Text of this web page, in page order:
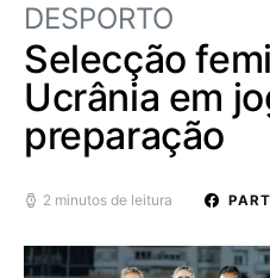
DESPORTO
Selecção
Ucrânia em
preparação
2 minutos de leitura